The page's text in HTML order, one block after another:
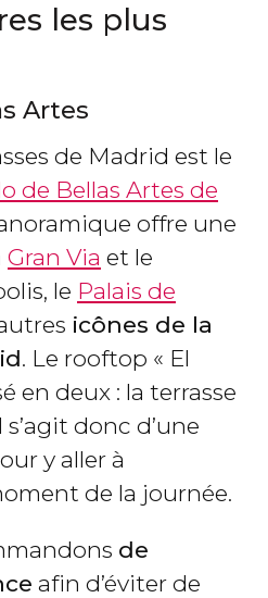
les plus
Artes
de Madrid est le
de Bellas Artes de
offre une
Gran Via et le
le Palais de
icônes de la
. Le rooftop « El
en deux : la terrasse
donc d’une
y aller à
de la journée.
de
afin d’éviter de